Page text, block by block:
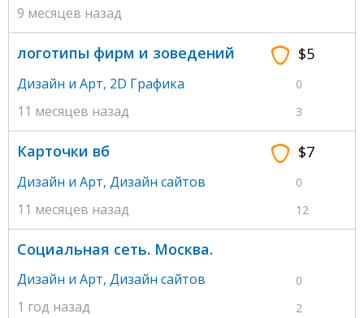
9 месяцев назад
$5
0
3
логотипы фирм и зоведений
Дизайн и Арт, 2D Графика
11 месяцев назад
$7
0
12
Карточки вб
Дизайн и Арт, Дизайн сайтов
11 месяцев назад
0
2
Социальная сеть. Москва.
Дизайн и Арт, Дизайн сайтов
1 год назад